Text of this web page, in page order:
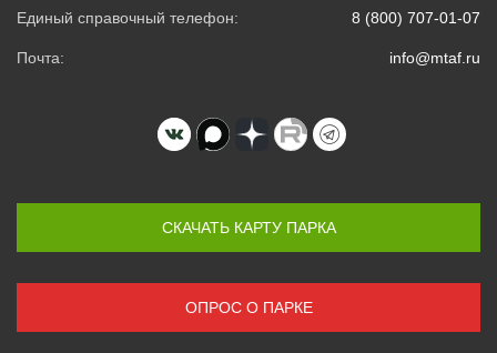
Единый справочный телефон: 8 (800) 707-01-07
Почта: info@mtaf.ru
СКАЧАТЬ КАРТУ ПАРКА
ОПРОС О ПАРКЕ